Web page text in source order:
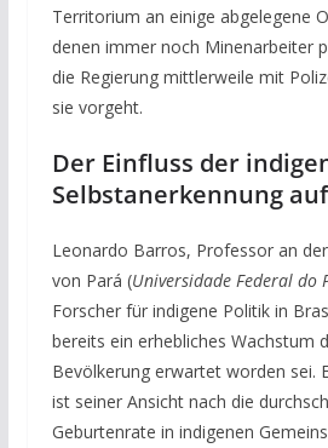
Territorium an einige abgelegene
denen immer noch Minenarbeiter
die Regierung mittlerweile mit
sie vorgeht.
Der Einfluss der
Selbstanerkennung
Leonardo Barros, Professor an
von Pará (Universidade Federal do
Forscher für indigene Politik in
bereits ein erhebliches Wachstum
Bevölkerung erwartet worden sei.
ist seiner Ansicht nach die
Geburtenrate in indigenen